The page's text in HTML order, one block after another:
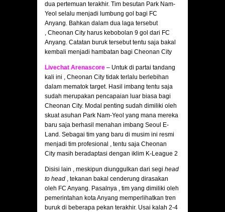
dua pertemuan terakhir. Tim besutan Park Nam-
Yeol selalu menjadi lumbung gol bagi FC
Anyang. Bahkan dalam dua laga tersebut
, Cheonan City harus kebobolan 9 gol dari FC
Anyang. Catatan buruk tersebut tentu saja bakal
kembali menjadi hambatan bagi Cheonan City
Livechat Arenascore – Untuk di partai tandang
kali ini , Cheonan City tidak terlalu berlebihan
dalam mematok target. Hasil imbang tentu saja
sudah merupakan pencapaian luar biasa bagi
Cheonan City. Modal penting sudah dimiliki oleh
skuat asuhan Park Nam-Yeol yang mana mereka
baru saja berhasil menahan imbang Seoul E-
Land. Sebagai tim yang baru di musim ini resmi
menjadi tim profesional , tentu saja Cheonan
City masih beradaptasi dengan iklim K-League 2
Disisi lain , meskipun diunggulkan dari segi head
to head , tekanan bakal cenderung dirasakan
oleh FC Anyang. Pasalnya , tim yang dimiliki oleh
pemerintahan kota Anyang memperlihatkan tren
buruk di beberapa pekan terakhir. Usai kalah 2-4